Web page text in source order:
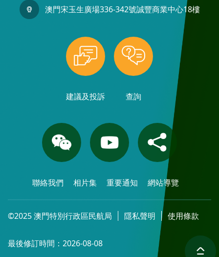
澳門宋玉生廣場336-342號誠豐商業中心18樓
建議及投訴 查詢
聯絡我們 相片集 重要通知 網站導覽
©2025 澳門特別行政區民航局 隱私聲明 使用條款
最後修訂時間：2026-08-08